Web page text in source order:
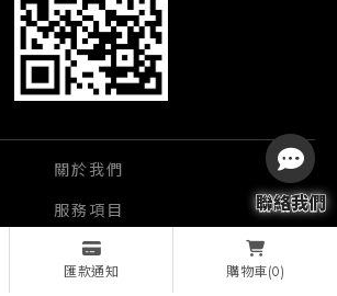
匯款通知 購物車(0)
關於我們
服務項目
經銷品牌